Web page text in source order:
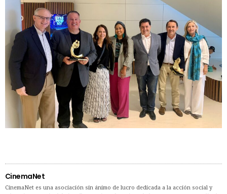
CinemaNet
CinemaNet es una asociación sin ánimo de lucro dedicada a la acción social y